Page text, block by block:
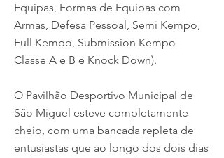
Equipas, Formas de Equipas com
Armas, Defesa Pessoal, Semi Kempo,
Full Kempo, Submission Kempo
Classe A e B e Knock Down).
O Pavilhão Desportivo Municipal de
São Miguel esteve completamente
cheio, com uma bancada repleta de
entusiastas que ao longo dos dois dias